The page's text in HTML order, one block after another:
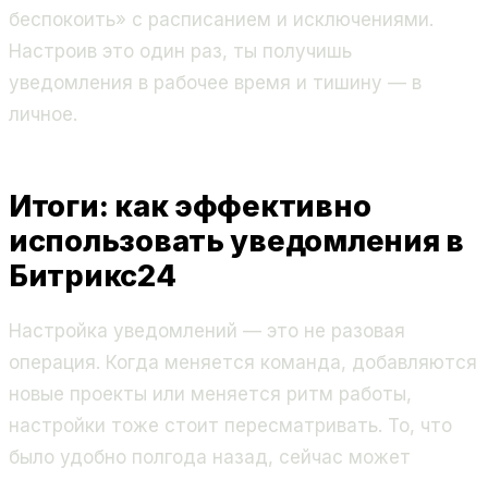
беспокоить» с расписанием и исключениями.
Настроив это один раз, ты получишь
уведомления в рабочее время и тишину — в
личное.
Итоги: как эффективно
использовать уведомления в
Битрикс24
Настройка уведомлений — это не разовая
операция. Когда меняется команда, добавляются
новые проекты или меняется ритм работы,
настройки тоже стоит пересматривать. То, что
было удобно полгода назад, сейчас может